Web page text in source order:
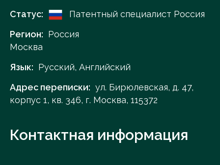
Статус:
Патентный специалист Россия
Регион: Россия
Москва
Язык: Русский, Английский
Адрес переписки: ул. Бирюлевская, д. 47,
корпус 1, кв. 346, г. Москва, 115372
Контактная информация